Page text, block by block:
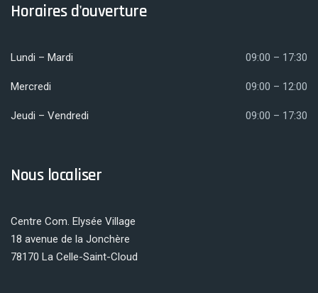
Horaires d'ouverture
Lundi – Mardi 09:00 – 17:30
Mercredi 09:00 – 12:00
Jeudi – Vendredi 09:00 – 17:30
Nous localiser
Centre Com. Elysée Village
18 avenue de la Jonchère
78170 La Celle-Saint-Cloud